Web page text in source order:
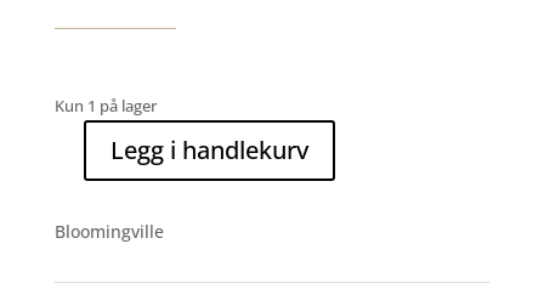
Kun 1 på lager
Legg i handlekurv
Bloomingville